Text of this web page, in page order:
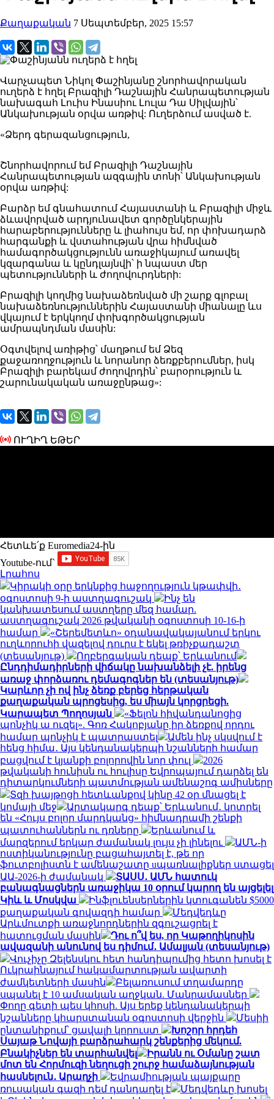
Քաղաքական 7 Սեպտեմբեր, 2025 15:57
Վարչապետ Նիկոլ Փաշինյանը շնորհավորական
ուղերձ է հղել Բրազիլի Դաշնային Հանրապետության
նախագահ Լուիս Ինասիու Լուլա Դա Սիլվային՝
Անկախության օրվա առթիվ: Ուղերձում ասված է.
«Ձերդ գերազանցություն,
Շնորհավորում եմ Բրազիլի Դաշնային
Հանրապետության ազգային տոնի՝ Անկախության
օրվա առթիվ:
Բարձր եմ գնահատում Հայաստանի և Բրազիլի միջև
ձևավորված արդյունավետ գործընկերային
հարաբերությունները և լիահույս եմ, որ փոխադարձ
հարգանքի և վստահության վրա հիմնված
համագործակցությունն առաջիկայում առավել
կզարգանա և կընդլայնվի՝ ի նպաստ մեր
պետությունների և ժողովուրդների:
Բրազիլի կողմից նախաձեռնված մի շարք գլոբալ
նախաձեռնություններին Հայաստանի միանալը ևս
վկայում է երկկողմ փոխգործակցության
ամրապնդման մասին:
Օգտվելով առիթից՝ մաղթում եմ Ձեզ
քաջառողջություն և նորանոր ձեռքբերումներ, իսկ
Բրազիլի բարեկամ ժողովրդին՝ բարօրություն և
շարունակական առաջընթաց»:
ՈՒՂԻՂ ԵԹԵՐ
Հետևե՛ք Euromedia24-ին
Youtube-ում`
Լրահոս
Կիրակի օրը երկնքից հաջողություն կթափվի․
օգոստոսի 9-ի աստղագուշակ
Ինչ են
կանխատեսում աստղերը մեզ համար.
աստղագուշակ 2026 թվականի օգոստոսի 10-16-ի
համար
«Շերեմետևո» օդանավակայանում երկու
ուղևորուհի վազելով դուրս է եկել թռիչքադաշտ
(տեսանյութ)
Ողբերգական դեպք՝ Երևանում
Ընդդիմադիրների վիճակը նախանձելի չէ. իրենց
առաջ փորձառու դեմագոգներ են (տեսանյութ)
Կարևոր չի ով ինչ ձեռք բերեց հերթական
քաղաքական պրոցեսից, ես միայն կորցրեցի.
Կարապետ Պողոսյան
«Ֆելոն հիվանդանոցից
պոնչիկ ա ուզել». Գոռ Հակոբյանը իր ձեռքով որդու
համար պոնչիկ է պատրաստել
Ամեն ինչ սկսվում է
հենց հիմա․ Այս կենդանակերպի նշանների համար
բացվում է կյանքի բոլորովին նոր փուլ
2026
թվականի հունիսն ու հուլիսը Եվրոպայում դարձել են
դիտարկումների պատմության ամենաշոգ ամիսները
Տզի խայթոցի հետևանքով կինը 42 օր մնացել է
կոմայի մեջ
Արտակարգ դեպք՝ Երևանում․ կոտրել
են «Հույս բոլոր մարդկանց» հիմնադրամի շենքի
պատուհաններն ու դռները
Երևանում և
մարզերում երկար ժամանակ լույս չի լինելու
ԱՄՆ-ի
ոստիկանությունը բացահայտել է, թե որ
ֆուտբոլիստն է ամենաշատը uպառնալիքներ ստացել
ԱԱ-2026-ի ժամանակ
ՏԱՍՍ․ ԱՄՆ հատուկ
բանագնացներն առաջիկա 10 օրում կարող են այցելել
Կիև և Մոսկվա
Ինֆլուենսերներին կտուգանեն $5000
քաղաքական գովազդի համար
Մեդվեդևը
Արևմուտքի առաջնորդներին զգուշացրել է
հատուցման մասին
Դու ո՞վ ես, որ Կաթողիկոսին
ավազանի անունով ես դիմում․ Ամալյան (տեսանյութ)
Վուչիչը Զելենսկու հետ հանդիպումից հետո խոսել է
Ուկրաինայում հակամարտության ավարտի
ժամկետների մասին
Բելառուսում տղամարդը
սպանել է 10 ամսական աղջկան. Մանրամասներ
Փողը գետի պես կհոսի. Այս երեք կենդանակերպի
նշանները կհարստանան օգոստոսի վերջին
Մեսիի
ընտանիքում՝ ցավալի կորուստ
Խոշոր հրդեհ
Սայաթ Նովայի բարձրահարկ շենքերից մեկում.
Բնակիչներ են տարհանվել
Իրանն ու Օմանը շատ
մոտ են Հորմուզի նեղուցի շուրջ համաձայնության
հասնելուն․ Արաղչի
Եվրամիության պայքարը
ռուսական գազի դեմ դանդաղել է
Մեդվեդևը խոսել